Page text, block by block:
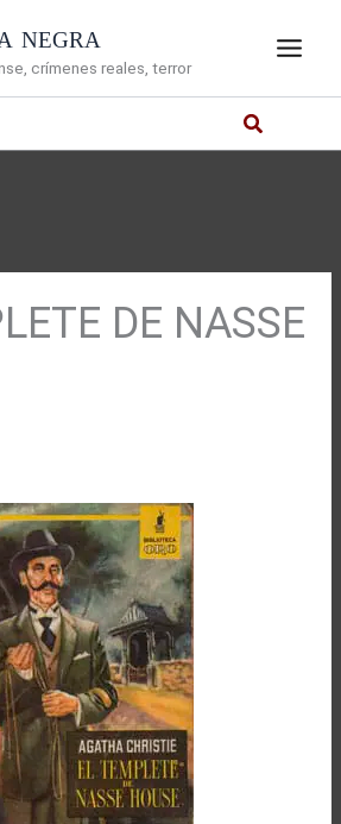
negra
crímenes reales, terror
DE NASSE